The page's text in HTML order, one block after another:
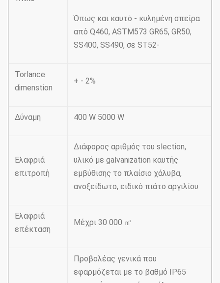
Όπως και καυτό - κυλημένη σπείρα
από Q460, ASTM573 GR65, GR50,
SS400, SS490, σε ST52-
Torlance
dimenstion
+ - 2%
Δύναμη 400 W 5000 W
Ελαφριά
επιτροπή
Διάφορος αριθμός του slection,
υλικό με galvanization καυτής
εμβύθισης το πλαίσιο χάλυβα,
ανοξείδωτο, ειδικό πιάτο αργιλίου
Ελαφριά
επέκταση
Μέχρι 30 000 ㎡
Προβολέας γενικά που
εφαρμόζεται με το βαθμό IP65